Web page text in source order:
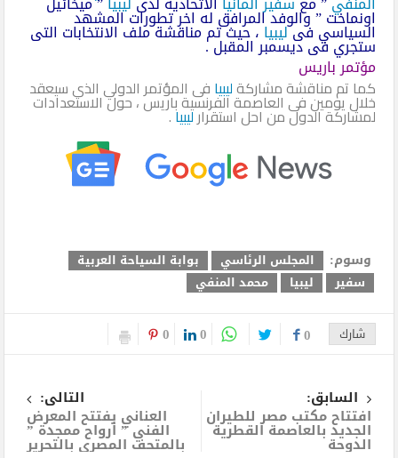
اونماخت ” والوفد المرافق له اخر تطورات المشهد
السياسي فىليبيا، حيث تم مناقشة ملف الانتخابات التى
ستجري فى ديسمبر المقبل .
مؤتمر باريس
كما تم مناقشة مشاركةليبيا فى المؤتمر الدولي الذى سيعقد
خلال يومين فى العاصمة الفرنسية باريس ، حول الاستعدادات
لمشاركة الدول من احل استقرارليبيا.
وسوم: المجلس الرئاسي
بوابة السياحة العربية
سفير
ليبيا محمد المنفي
شارك 0
0
0
السابق:
افتتاح مكتب مصر للطيران
الجديد بالعاصمة القطرية
الدوحة
التالى:
العناني يفتتح المعرض
الفني ” أرواح ممجدة ”
بالمتحف المصري بالتحرير